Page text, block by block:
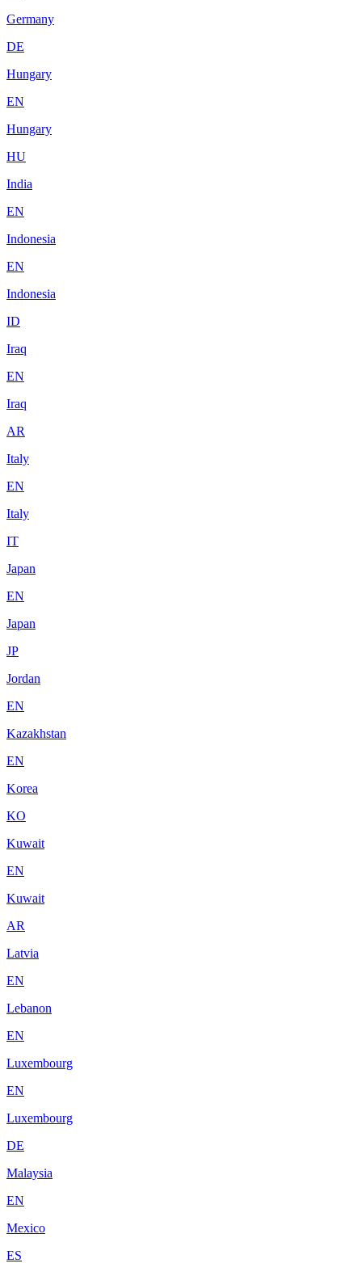
Germany
DE
Hungary
EN
Hungary
HU
India
EN
Indonesia
EN
Indonesia
ID
Iraq
EN
Iraq
AR
Italy
EN
Italy
IT
Japan
EN
Japan
JP
Jordan
EN
Kazakhstan
EN
Korea
KO
Kuwait
EN
Kuwait
AR
Latvia
EN
Lebanon
EN
Luxembourg
EN
Luxembourg
DE
Malaysia
EN
Mexico
ES